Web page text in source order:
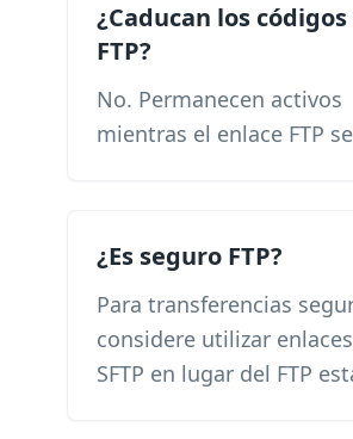
¿Caducan los códigos
FTP?
No. Permanecen activos
mientras el enlace FTP
¿Es seguro FTP?
Para transferencias
considere utilizar enlaces
SFTP en lugar del FTP